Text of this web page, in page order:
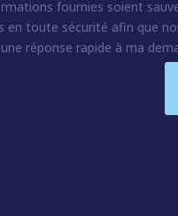
fournies soient
en toute sécurité afin que
réponse rapide à ma